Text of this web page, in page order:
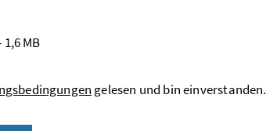
MB
gelesen und bin einverstanden.